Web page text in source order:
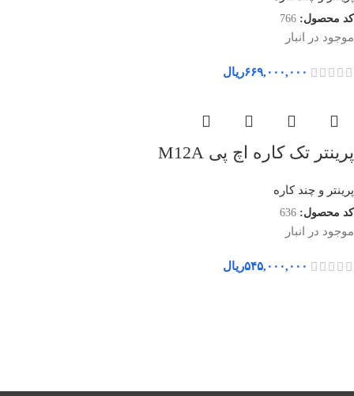
کد محصول: 766
موجود در انبار
۶۶۹,۰۰۰,۰۰۰ریال
پرینتر تک کاره اچ پی M12A
پرینتر و چند کاره
کد محصول: 636
موجود در انبار
۵۴۵,۰۰۰,۰۰۰ریال